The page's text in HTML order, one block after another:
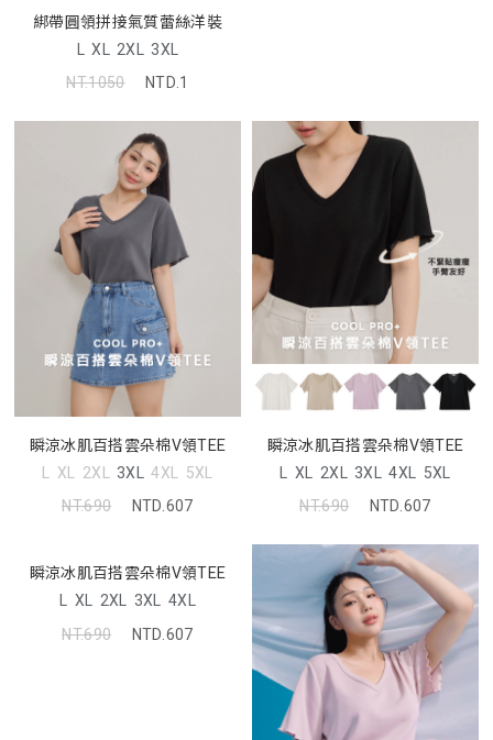
綁帶圓領拼接氣質蕾絲洋裝
L XL 2XL 3XL
NT.1050
NTD.1
瞬涼冰肌百搭雲朵棉V領TEE
L XL 2XL 3XL 4XL 5XL
NT.690
NTD.607
瞬涼冰肌百搭雲朵棉V領TEE
L XL 2XL 3XL 4XL 5XL
NT.690
NTD.607
瞬涼冰肌百搭雲朵棉V領TEE
L XL 2XL 3XL 4XL
NT.690
NTD.607